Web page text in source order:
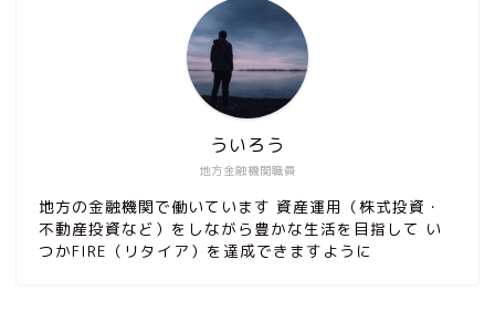
地方金融機関職員
ういろう
地方の金融機関で働いています 資産運用（株式投資・
不動産投資など）をしながら豊かな生活を目指して い
つかFIRE（リタイア）を達成できますように